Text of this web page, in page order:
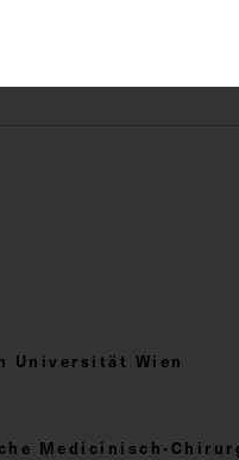
Universität Wien
Medicinisch-